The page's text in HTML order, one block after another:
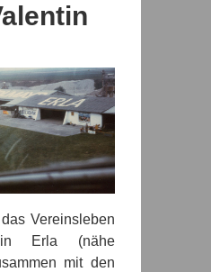
Vereinsleben
Erla (nähe
mit den